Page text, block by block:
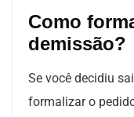
Como
demissão?
Se você decidiu
formalizar o